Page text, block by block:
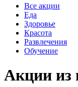
Все акции
Еда
Здоровье
Красота
Развлечения
Обучение
Акции из